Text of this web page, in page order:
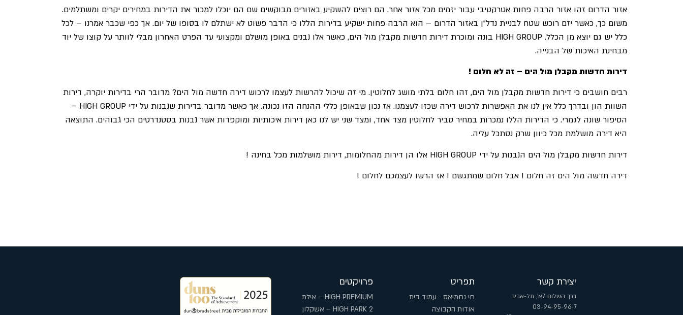
אזור הדרום זהו אזור הרבה פחות אטרקטיבי עבור יזמים מכל אזור אחר. הם רוצים להשקיע באזורים מבוקשים שם הם יוכלו למכור את הדירות במחירים יקרים ומשתלמים.
משום כך, כאשר יזם רוכש שטח לבניית נדל”ן באזור הדרום – הוא הרבה פחות ישקיע בדירות הללו כי הדבר פשוט לא ישתלם לו בסופו של יום. אך כפי שכבר אמרנו – לכל
כלל יש גם יוצא מן הכלל. HIGH GROUP בונה ומוכרת דירות חדשות מקבלן מול הים, כאשר אלו נבנים באופן מושלם ומקצועי עד הפרט האחרון מבלי לוותר על קוצו של יוד
מבחינת האיכות של הבנייה.
דירות חדשות מקבלן מול הים – זה לא חלום !
רבים חושבים כי דירות חדשות מקבלן מול הים, זהו חלום בלתי מושג לחלוטין. מי זה שיכול להרשות לעצמו לרכוש דירה חדשה מול הים? מדובר הרי בדירות יוקרה, דירות
השוות הון ובדרך כלל אין לנו את האפשרות לרכוש דירה שכזו לעצמנו. אז נכון שבאופן כללי ההנחה הזו נכונה. אך כאשר מדובר בדירות שנבנות על ידי HIGH GROUP –
הסיפור שונה לגמרי. כי הדירות הללו נמכרות במחיר סביר לחלוטין מצד אחד, ומצד שני יש לנו כאן דירות איכותיות ומוקפדות אשר נבנות בסטנדרטים הכי גבוהים. התוצאה
היא דירה מושלמת מכל כיוון שרק נסתכל עליה.
דירות חדשות מקבלן מול הים הנבנות על ידי HIGH GROUP אלו הן דירות מהחלומות, דירות מושלמות מכל בחינה !
דירה חדשה מול הים זה חלום ! אבל חלום שמתגשם ! אז הרשו לעצמכם לחלום !
יצירת קשר
דרך השלום 7א', תל-אביב
03-94-95-96-7
תפריט
חי נחמיאס - עמוד בית
אודות הקבוצה
פרויקטים
HIGH PREMIUM – אילת
HIGH PARK 2 – אשקלון